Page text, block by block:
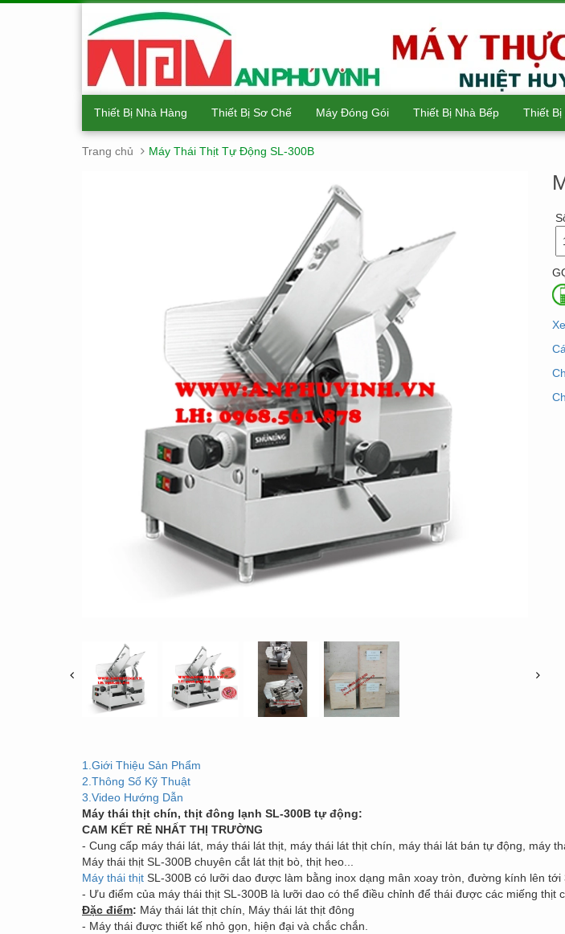
Thiết Bị Nhà Hàng Thiết Bị Sơ Chế Máy Đóng Gói Thiết Bị Nhà Bếp Thiết Bị
Trang chủ Máy Thái Thịt Tự Động SL-300B
1.Giới Thiệu Sản Phẩm
2.Thông Số Kỹ Thuật
3.Video Hướng Dẫn
Máy thái thịt chín, thịt đông lạnh SL-300B tự động:
CAM KẾT RẺ NHẤT THỊ TRƯỜNG
- Cung cấp máy thái lát, máy thái lát thịt, máy thái lát thịt chín, máy thái lát bán tự động, máy
Máy thái thịt SL-300B chuyên cắt lát thịt bò, thịt heo...
Máy thái thịt SL-300B có lưỡi dao được làm bằng inox dạng mân xoay tròn, đường kính lên
- Ưu điểm của máy thái thịt SL-300B là lưỡi dao có thể điều chỉnh để thái được các miếng thịt
Đặc điểm: Máy thái lát thịt chín, Máy thái lát thịt đông
- Máy thái được thiết kế nhỏ gọn, hiện đại và chắc chắn.